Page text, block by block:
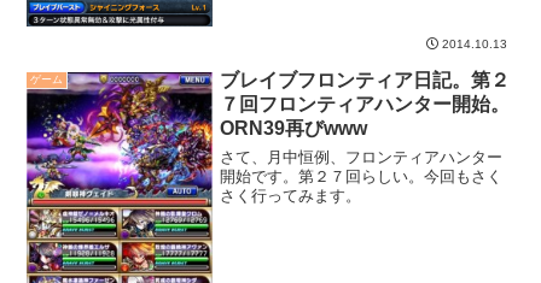
2014.10.13
ゲーム
ブレイブフロンティア日記。第２
７回フロンティアハンター開始。
ORN39再びwww
さて、月中恒例、フロンティアハンター
開始です。第２７回らしい。今回もさく
さく行ってみます。